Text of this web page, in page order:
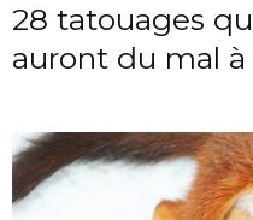
28 tatouages
auront du mal